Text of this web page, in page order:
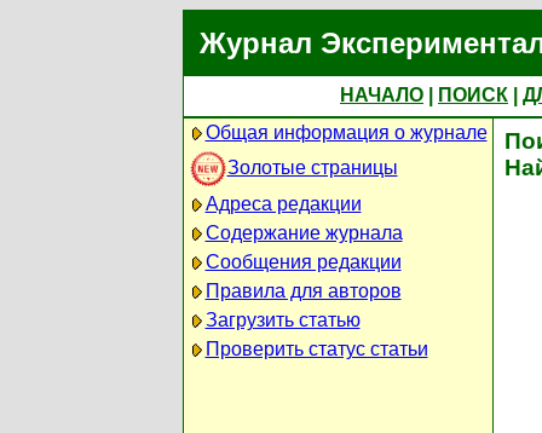
Журнал
НАЧАЛО ПОИСК
Общая информация о журнале
Золотые страницы
Адреса редакции
Содержание журнала
Сообщения редакции
Правила для авторов
Загрузить статью
Проверить статус статьи